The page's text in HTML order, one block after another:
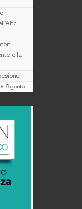
e la
Agosto